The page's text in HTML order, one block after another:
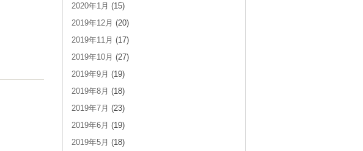
2020年1月 (15)
2019年12月 (20)
2019年11月 (17)
2019年10月 (27)
2019年9月 (19)
2019年8月 (18)
2019年7月 (23)
2019年6月 (19)
2019年5月 (18)